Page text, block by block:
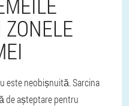
este neobișnuită. Sarcina
de așteptare pentru